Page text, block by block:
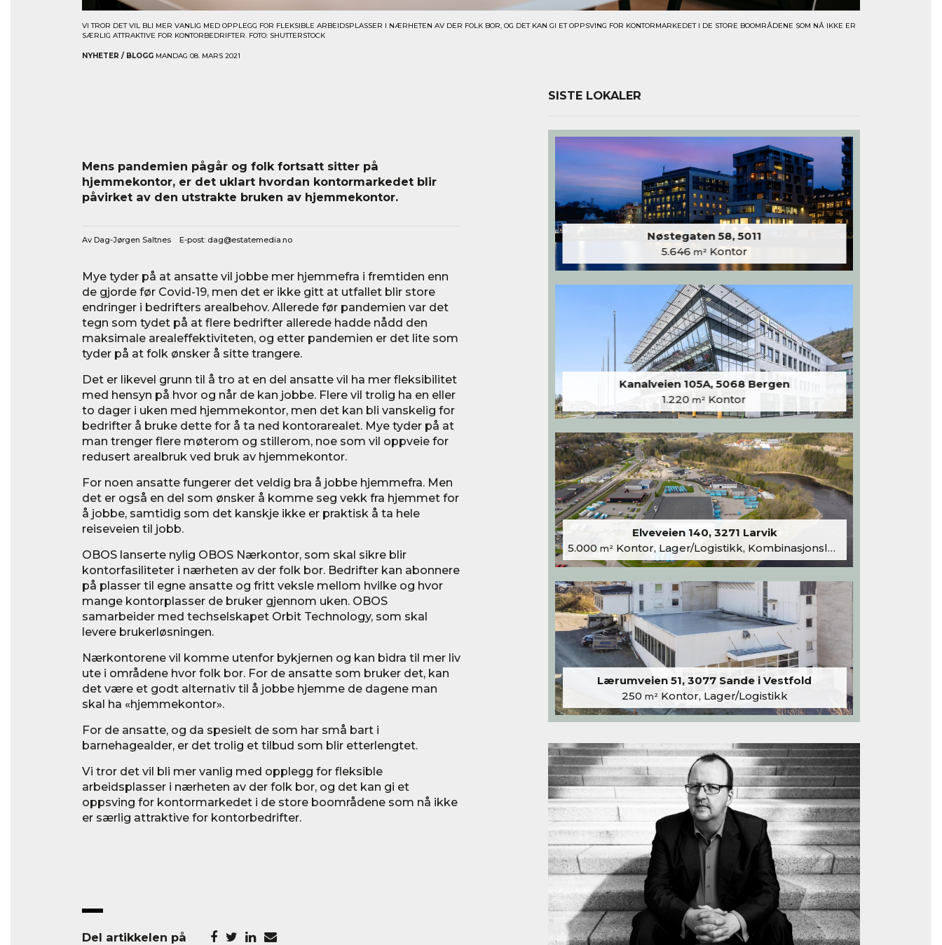
VI TROR DET VIL BLI MER VANLIG MED OPPLEGG FOR FLEKSIBLE ARBEIDSPLASSER I NÆRHETEN AV DER FOLK BOR, OG DET KAN GI ET OPPSVING FOR KONTORMARKEDET I DE STORE BOOMRÅDENE SOM NÅ IKKE ER
SÆRLIG ATTRAKTIVE FOR KONTORBEDRIFTER. FOTO: SHUTTERSTOCK
NYHETER / BLOGG MANDAG 08. MARS 2021
Mens pandemien pågår og folk fortsatt sitter på
hjemmekontor, er det uklart hvordan kontormarkedet blir
påvirket av den utstrakte bruken av hjemmekontor.
Av Dag-Jørgen Saltnes E-post: dag@estatemedia.no
Mye tyder på at ansatte vil jobbe mer hjemmefra i fremtiden enn
de gjorde før Covid-19, men det er ikke gitt at utfallet blir store
endringer i bedrifters arealbehov. Allerede før pandemien var det
tegn som tydet på at flere bedrifter allerede hadde nådd den
maksimale arealeffektiviteten, og etter pandemien er det lite som
tyder på at folk ønsker å sitte trangere.
Det er likevel grunn til å tro at en del ansatte vil ha mer fleksibilitet
med hensyn på hvor og når de kan jobbe. Flere vil trolig ha en eller
to dager i uken med hjemmekontor, men det kan bli vanskelig for
bedrifter å bruke dette for å ta ned kontorarealet. Mye tyder på at
man trenger flere møterom og stillerom, noe som vil oppveie for
redusert arealbruk ved bruk av hjemmekontor.
For noen ansatte fungerer det veldig bra å jobbe hjemmefra. Men
det er også en del som ønsker å komme seg vekk fra hjemmet for
å jobbe, samtidig som det kanskje ikke er praktisk å ta hele
reiseveien til jobb.
OBOS lanserte nylig OBOS Nærkontor, som skal sikre blir
kontorfasiliteter i nærheten av der folk bor. Bedrifter kan abonnere
på plasser til egne ansatte og fritt veksle mellom hvilke og hvor
mange kontorplasser de bruker gjennom uken. OBOS
samarbeider med techselskapet Orbit Technology, som skal
levere brukerløsningen.
Nærkontorene vil komme utenfor bykjernen og kan bidra til mer liv
ute i områdene hvor folk bor. For de ansatte som bruker det, kan
det være et godt alternativ til å jobbe hjemme de dagene man
skal ha «hjemmekontor».
For de ansatte, og da spesielt de som har små bart i
barnehagealder, er det trolig et tilbud som blir etterlengtet.
Vi tror det vil bli mer vanlig med opplegg for fleksible
arbeidsplasser i nærheten av der folk bor, og det kan gi et
oppsving for kontormarkedet i de store boområdene som nå ikke
er særlig attraktive for kontorbedrifter.
Del artikkelen på
SISTE LOKALER
Nøstegaten 58, 5011
5.646 m² Kontor
Kanalveien 105A, 5068 Bergen
1.220 m² Kontor
Elveveien 140, 3271 Larvik
5.000 m²Kontor, Lager/Logistikk, Kombinasjonslokaler
Lærumveien 51, 3077 Sande i Vestfold
250 m²Kontor, Lager/Logistikk